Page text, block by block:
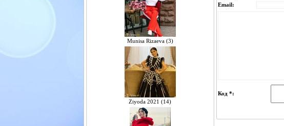
Munisa Rizaeva (3)
Ziyoda 2021 (14)
Email:
Код *: